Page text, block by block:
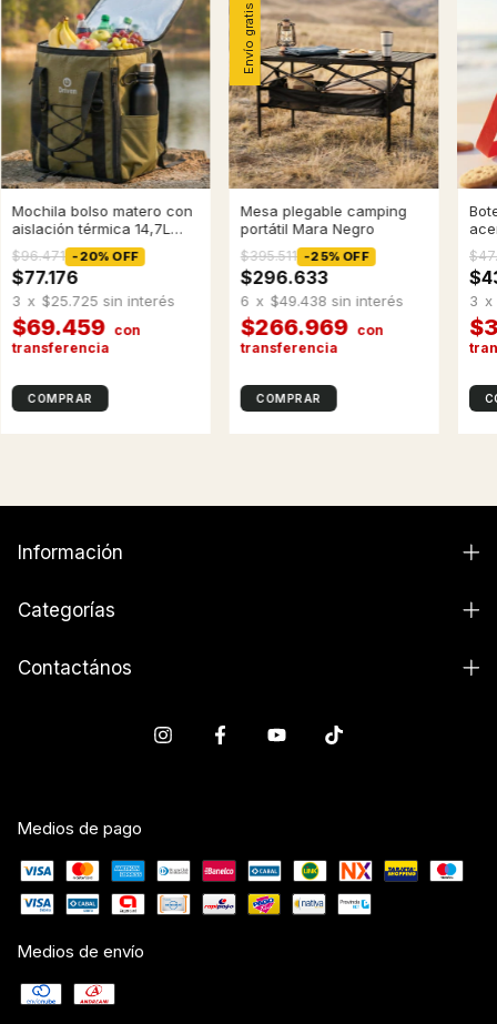
Mochila bolso matero con
aislación térmica 14,7L
verde
$77.176
-20%OFF
$96.471
$69.459
3 x $25.725 sin interés
Envío gratis
Mesa plegable camping
portátil Mara Negro
$296.633
-25% OFF
$395.511
$266.969
6 x $49.438 sin interés 3 x
Información
Categorías
Contactános
Medios de pago
Medios de envío